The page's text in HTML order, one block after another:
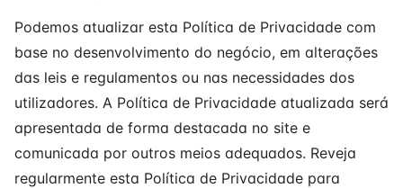
Podemos atualizar esta Política de Privacidade com
base no desenvolvimento do negócio, em alterações
das leis e regulamentos ou nas necessidades dos
utilizadores. A Política de Privacidade atualizada será
apresentada de forma destacada no site e
comunicada por outros meios adequados. Reveja
regularmente esta Política de Privacidade para